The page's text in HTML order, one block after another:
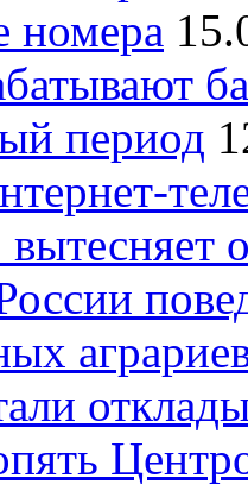
номера
период
вытесняет